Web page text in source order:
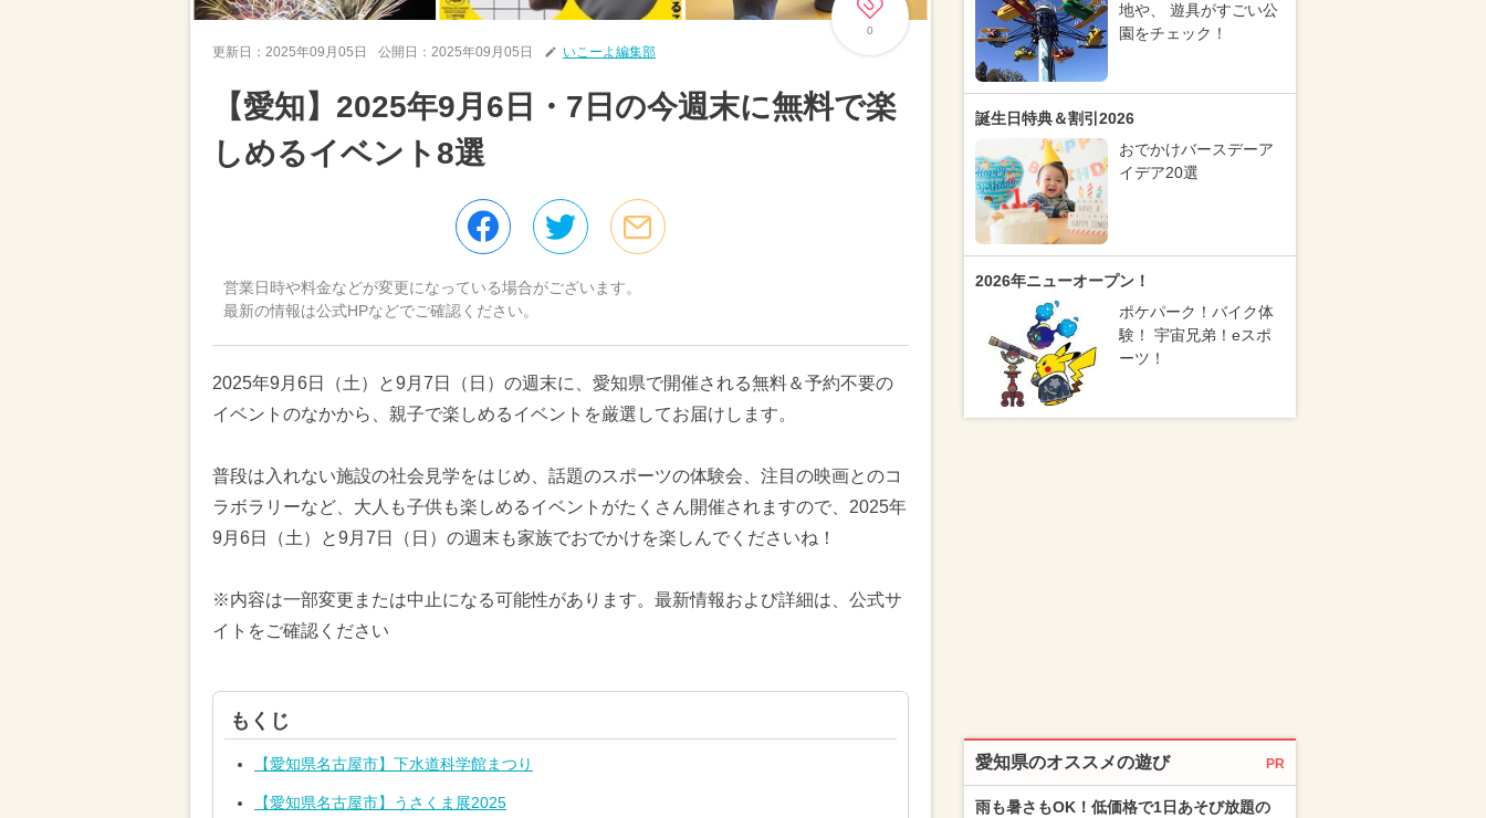
0
更新日： 2025年09月05日 公開日： 2025年09月05日 いこーよ編集部
【愛知】2025年9月6日・7日の今週末に無料で楽
しめるイベント8選
営業日時や料金などが変更になっている場合がございます。
最新の情報は公式HPなどでご確認ください。
2025年9月6日（土）と9月7日（日）の週末に、愛知県で開催される無料＆予約不要の
イベントのなかから、親子で楽しめるイベントを厳選してお届けします。
普段は入れない施設の社会見学をはじめ、話題のスポーツの体験会、注目の映画とのコ
ラボラリーなど、大人も子供も楽しめるイベントがたくさん開催されますので、2025年
9月6日（土）と9月7日（日）の週末も家族でおでかけを楽しんでくださいね！
※内容は一部変更または中止になる可能性があります。最新情報および詳細は、公式サ
イトをご確認ください
もくじ
【愛知県名古屋市】下水道科学館まつり
【愛知県名古屋市】うさくま展2025
地や、 遊具がすごい公
園をチェック！
誕生日特典＆割引2026
おでかけバースデーア
イデア20選
2026年ニューオープン！
ポケパーク！バイク体
験！ 宇宙兄弟！eスポ
ーツ！
愛知県のオススメの遊び PR
雨も暑さもOK！低価格で1日あそび放題の